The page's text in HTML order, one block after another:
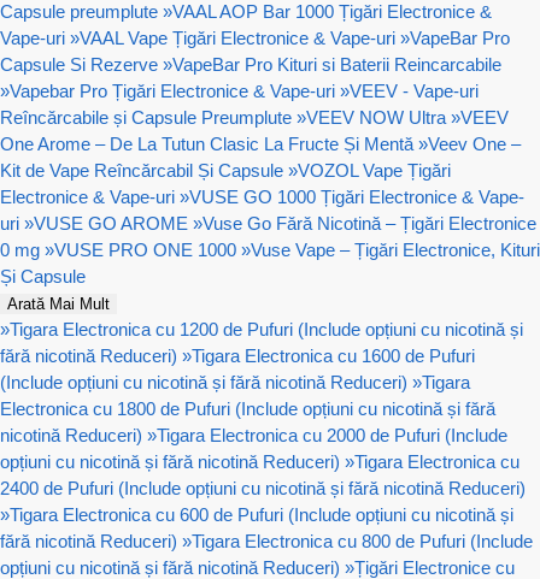
Capsule preumplute »VAAL AOP Bar 1000 Țigări Electronice &
Vape-uri »VAAL Vape Țigări Electronice & Vape-uri »VapeBar Pro
Capsule Si Rezerve »VapeBar Pro Kituri si Baterii Reincarcabile
»Vapebar Pro Țigări Electronice & Vape-uri »VEEV - Vape-uri
Reîncărcabile și Capsule Preumplute »VEEV NOW Ultra »VEEV
One Arome – De La Tutun Clasic La Fructe Și Mentă »Veev One –
Kit de Vape Reîncărcabil Și Capsule »VOZOL Vape Țigări
Electronice & Vape-uri »VUSE GO 1000 Țigări Electronice & Vape-
uri »VUSE GO AROME »Vuse Go Fără Nicotină – Țigări Electronice
0 mg »VUSE PRO ONE 1000 »Vuse Vape – Țigări Electronice, Kituri
Și Capsule
Arată Mai Mult
»Tigara Electronica cu 1200 de Pufuri (Include opțiuni cu nicotină și
fără nicotină Reduceri) »Tigara Electronica cu 1600 de Pufuri
(Include opțiuni cu nicotină și fără nicotină Reduceri) »Tigara
Electronica cu 1800 de Pufuri (Include opțiuni cu nicotină și fără
nicotină Reduceri) »Tigara Electronica cu 2000 de Pufuri (Include
opțiuni cu nicotină și fără nicotină Reduceri) »Tigara Electronica cu
2400 de Pufuri (Include opțiuni cu nicotină și fără nicotină Reduceri)
»Tigara Electronica cu 600 de Pufuri (Include opțiuni cu nicotină și
fără nicotină Reduceri) »Tigara Electronica cu 800 de Pufuri (Include
opțiuni cu nicotină și fără nicotină Reduceri) »Țigări Electronice cu